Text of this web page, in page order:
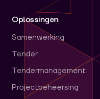
Oplossingen
Samenwerking
Tender
Tendermanagement
Projectbeheersing